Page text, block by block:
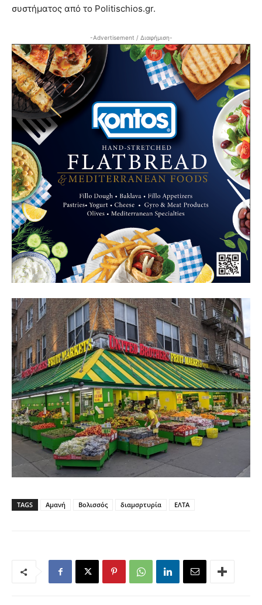
συστήματος από το Politischios.gr.
-Advertisement / Διαφήμιση-
TAGS Αμανή Βολισσός διαμσρτυρία ΕΛΤΑ